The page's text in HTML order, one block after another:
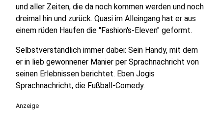
und aller Zeiten, die da noch kommen werden und noch
dreimal hin und zurück. Quasi im Alleingang hat er aus
einem rüden Haufen die "Fashion's-Eleven" geformt.
Selbstverständlich immer dabei: Sein Handy, mit dem
er in lieb gewonnener Manier per Sprachnachricht von
seinen Erlebnissen berichtet. Eben Jogis
Sprachnachricht, die Fußball-Comedy.
Anzeige